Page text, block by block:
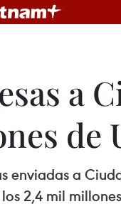
a
de
enviadas a
2,4 mil